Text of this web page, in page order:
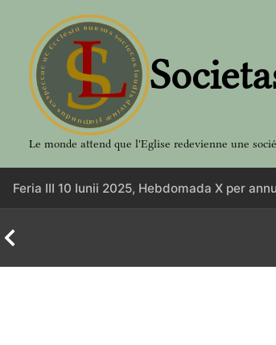
contenu
Le monde attend que l'Eglise redevienne une
Feria III 10 Iunii 2025, Hebdomada X per